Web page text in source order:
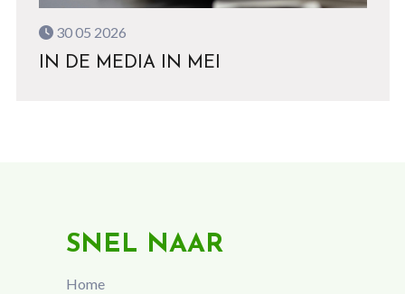
30 05 2026
IN DE MEDIA IN MEI
SNEL NAAR
Home